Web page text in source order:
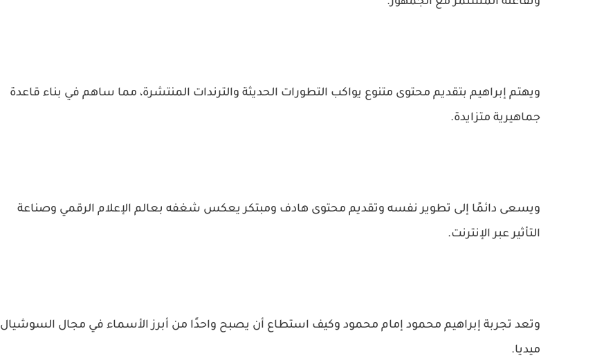
ويهتم إبراهيم بتقديم محتوى متنوع يواكب التطورات الحديثة والترندات المنتشرة، مما ساهم في بناء قاعدة
جماهيرية متزايدة.
ويسعى دائمًا إلى تطوير نفسه وتقديم محتوى هادف ومبتكر يعكس شغفه بعالم الإعلام الرقمي وصناعة
التأثير عبر الإنترنت.
وتعد تجربة إبراهيم محمود إمام محمود وكيف استطاع أن يصبح واحدًا من أبرز الأسماء في مجال السوشيال
ميديا.